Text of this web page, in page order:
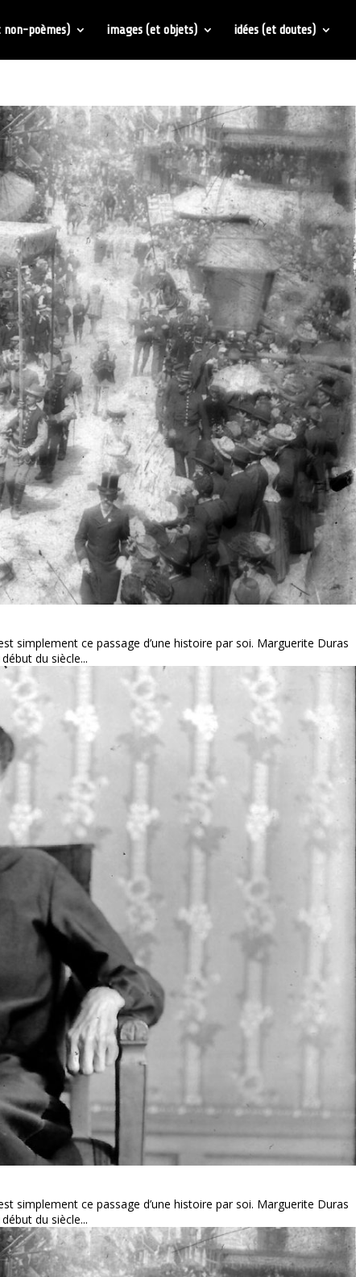
non-poèmes) images (et objets) idées (et doutes)
simplement ce passage d’une histoire par soi. Marguerite Duras
du siècle...
simplement ce passage d’une histoire par soi. Marguerite Duras
du siècle...